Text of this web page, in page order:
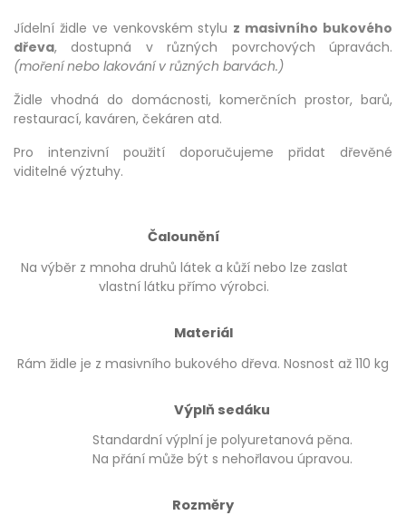
Jídelní židle ve venkovském stylu z masivního bukového
dřeva, dostupná v různých povrchových úpravách.
(moření nebo lakování v různých barvách.)
Židle vhodná do domácnosti, komerčních prostor, barů,
restaurací, kaváren, čekáren atd.
Pro intenzivní použití doporučujeme přidat dřevěné
viditelné výztuhy.
Čalounění
Na výběr z mnoha druhů látek a kůží nebo lze zaslat
vlastní látku přímo výrobci.
Materiál
Rám židle je z masivního bukového dřeva. Nosnost až 110 kg
Výplň sedáku
Standardní výplní je polyuretanová pěna.
Na přání může být s nehořlavou úpravou.
Rozměry